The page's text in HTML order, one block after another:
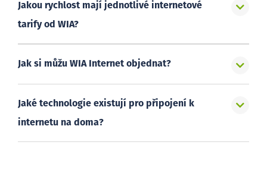
Jakou rychlost mají jednotlivé internetové
tarify od WIA?
Jak si můžu WIA Internet objednat?
Jaké technologie existují pro připojení k
internetu na doma?